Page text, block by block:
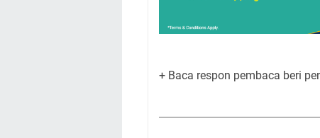
+ Baca respon pembaca beri